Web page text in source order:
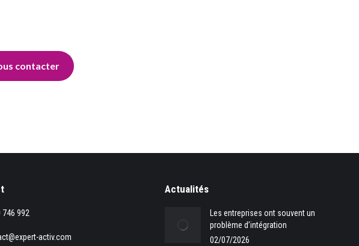
contacter
746 992
activ.com
Actualités
Les entreprises ont souvent un
problème d’intégration
02/07/2026